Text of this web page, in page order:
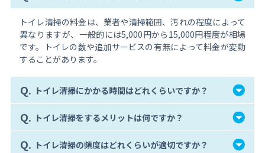
トイレ清掃の料金は、業者や清掃範囲、汚れの程度によって
異なりますが、一般的には5,000円から15,000円程度が相場
です。トイレの数や追加サービスの有無によって料金が変動
することがあります。
Q. トイレ清掃にかかる時間はどれくらいですか？
Q. トイレ清掃をするメリットは何ですか？
Q. トイレ清掃の頻度はどれくらいが適切ですか？